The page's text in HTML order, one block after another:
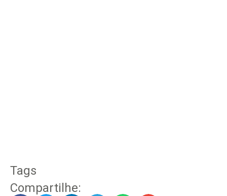
Tags
Compartilhe: